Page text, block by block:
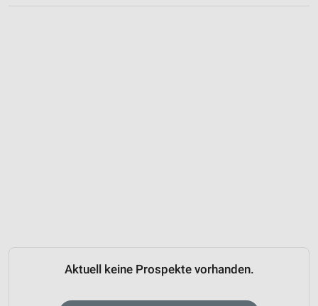
Aktuell keine Prospekte vorhanden.